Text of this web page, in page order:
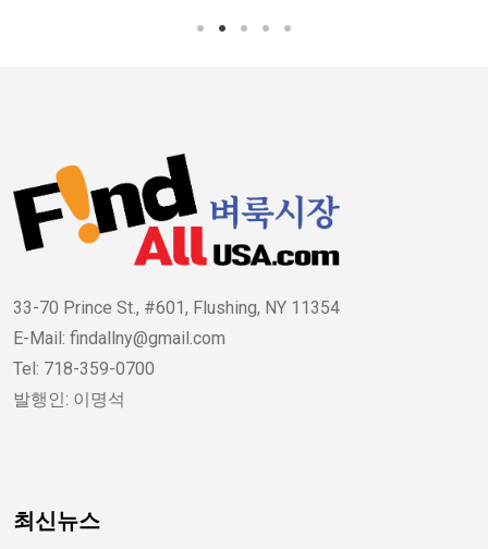
33-70 Prince St., #601, Flushing, NY 11354
E-Mail: findallny@gmail.com
Tel: 718-359-0700
발행인: 이명석
최신뉴스